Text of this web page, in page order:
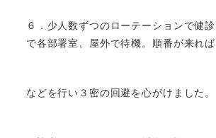
６．少人数ずつのローテーションで健
で各部署室、屋外で待機。順番が来れ
などを行い３密の回避を心がけました。